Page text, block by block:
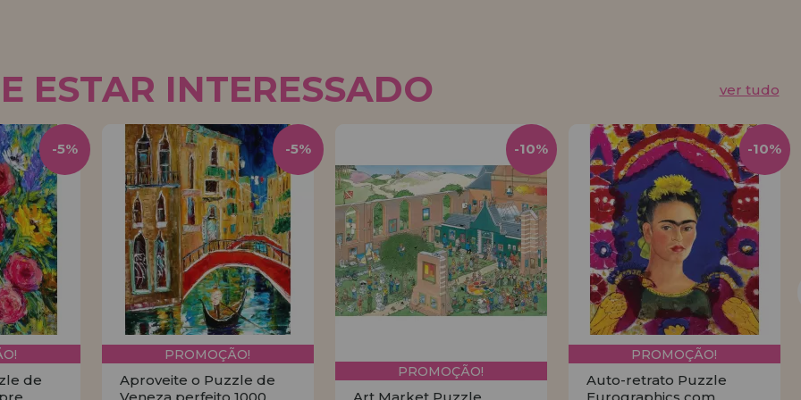
ESTAR INTERESSADO ver tudo
de
-5%
PROMOÇÃO!
Aproveite o Puzzle de
-5%
PROMOÇÃO!
-10%
PROMOÇÃO!
Auto-retrato Puzzle
-10%